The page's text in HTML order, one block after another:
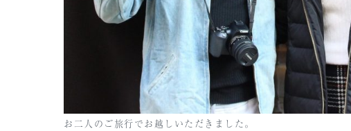
お二人のご旅行でお越しいただきました。